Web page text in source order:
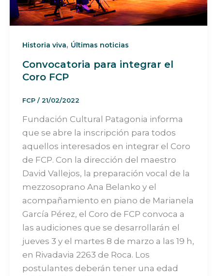
Historia viva, Últimas noticias
Convocatoria para integrar el
Coro FCP
FCP /21/02/2022
Fundación Cultural Patagonia informa
que se abre la inscripción para todos
aquellos interesados en integrar el Coro
de FCP. Con la dirección del maestro
David Vallejos, la preparación vocal de la
mezzosoprano Ana Belanko y el
acompañamiento en piano de Marianela
García Pérez, el Coro de FCP convoca a
las audiciones que se desarrollarán el
jueves 3 y el martes 8 de marzo a las 19 h,
en Rivadavia 2263 de Roca. Los
postulantes deberán tener una edad